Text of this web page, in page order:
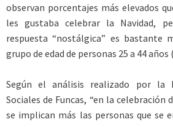
observan porcentajes más elevados
les gustaba celebrar la Navidad,
respuesta “nostálgica” es bastante
grupo de edad de personas 25 a 44 años
Según el análisis realizado por la
Sociales de Funcas, “en la celebración
se implican más las personas que se